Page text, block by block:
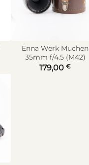
Enna Werk Muchen
35mm f/4.5 (M42)
179,00 €